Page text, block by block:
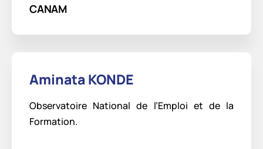
CANAM
Aminata KONDE
Observatoire National de l’Emploi et de la
Formation.